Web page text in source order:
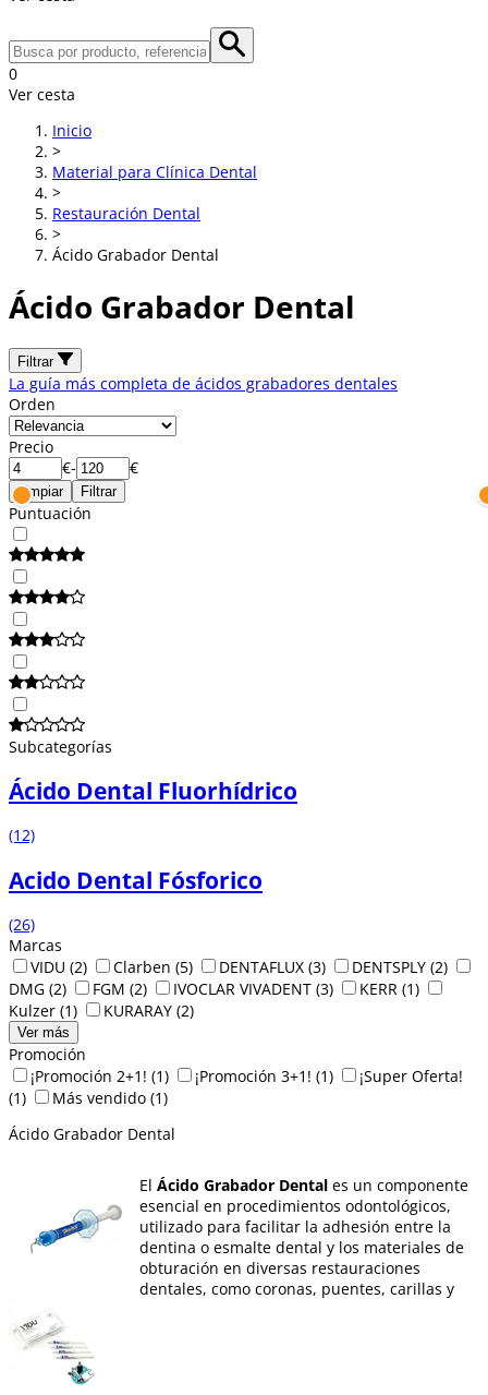
0
Ver cesta
Inicio
>
Material para Clínica Dental
>
Restauración Dental
>
Ácido Grabador Dental
Ácido Grabador Dental
Filtrar
La guía más completa de ácidos grabadores dentales
Orden
Precio
€- €
Limpiar Filtrar
Puntuación
Subcategorías
Ácido Dental Fluorhídrico
(12)
Acido Dental Fósforico
(26)
Marcas
VIDU (2) Clarben (5) DENTAFLUX (3) DENTSPLY (2)
DMG (2) FGM (2) IVOCLAR VIVADENT (3) KERR (1)
Kulzer (1) KURARAY (2)
Ver más
Promoción
¡Promoción 2+1! (1) ¡Promoción 3+1! (1)
¡Super Oferta!
(1)
Más vendido (1)
Ácido Grabador Dental
El Ácido Grabador Dental es un componente
esencial en procedimientos odontológicos,
utilizado para facilitar la adhesión entre la
dentina o esmalte dental y los materiales de
obturación en diversas restauraciones
dentales, como coronas, puentes, carillas y